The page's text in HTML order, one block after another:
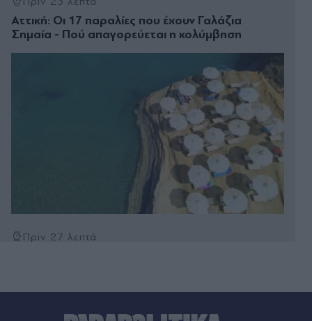
Αττική: Οι 17 παραλίες που έχουν Γαλάζια
Σημαία - Πού απαγορεύεται η κολύμβηση
Πριν 27 λεπτά
Πριν 31 λεπτά